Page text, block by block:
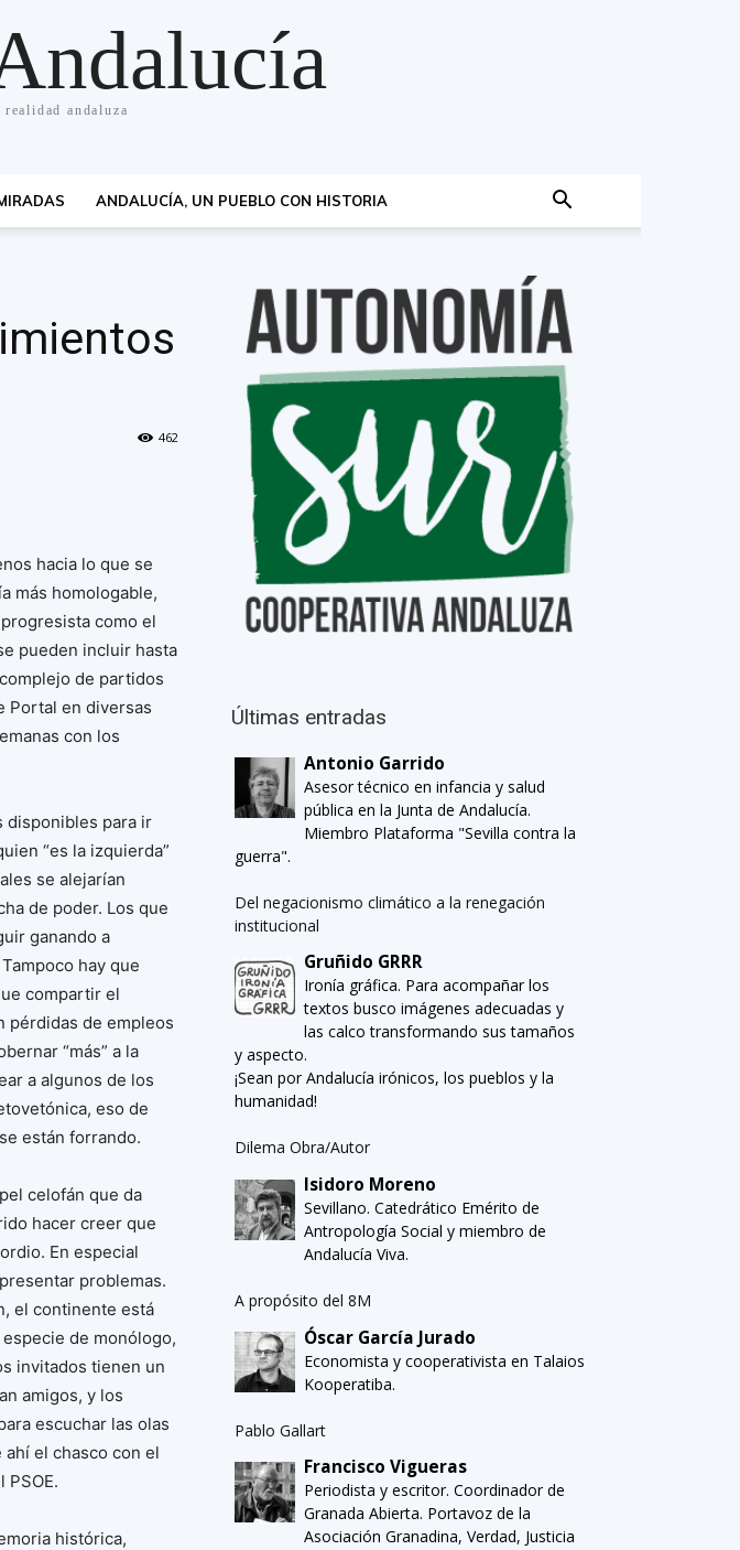
andaluza
ANDALUCÍA, UN PUEBLO CON HISTORIA
462
hacia lo que se
más homologable,
como el
pueden incluir hasta
de partidos
Portal en diversas
con los
disponibles para ir
“es la izquierda”
se alejarían
de poder. Los que
ganando a
hay que
compartir el
pérdidas de empleos
“más” a la
a algunos de los
eso de
están forrando.
celofán que da
hacer creer que
En especial
problemas.
el continente está
de monólogo,
invitados tienen un
amigos, y los
escuchar las olas
el chasco con el
histórica,
Últimas entradas
Antonio Garrido
Asesor técnico en infancia y salud
pública en la Junta de Andalucía.
Miembro Plataforma "Sevilla contra la
guerra".
Del negacionismo climático a la renegación
institucional
Gruñido GRRR
Ironía gráfica. Para acompañar los
textos busco imágenes adecuadas y
las calco transformando sus tamaños
y aspecto.
¡Sean por Andalucía irónicos, los pueblos y la
humanidad!
Dilema Obra/Autor
Isidoro Moreno
Sevillano. Catedrático Emérito de
Antropología Social y miembro de
Andalucía Viva.
A propósito del 8M
Óscar García Jurado
Economista y cooperativista en Talaios
Kooperatiba.
Pablo Gallart
Francisco Vigueras
Periodista y escritor. Coordinador de
Granada Abierta. Portavoz de la
Asociación Granadina, Verdad, Justicia